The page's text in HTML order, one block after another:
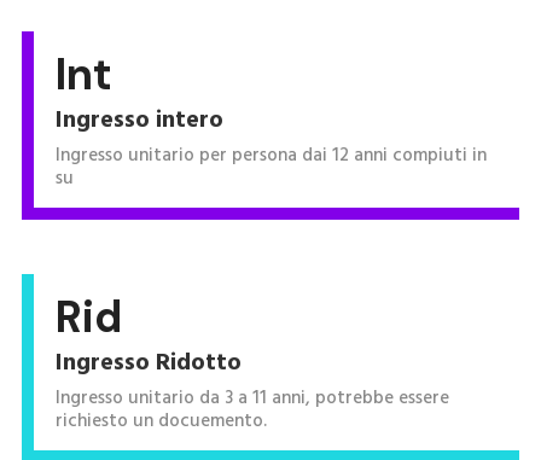
Int
Ingresso intero
Ingresso unitario per persona dai 12 anni compiuti in
su
Rid
Ingresso Ridotto
Ingresso unitario da 3 a 11 anni, potrebbe essere
richiesto un docuemento.